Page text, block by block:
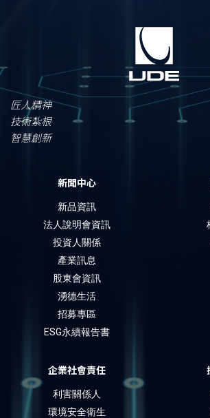
匠人精神
技術紮根
智慧創新
新聞中心
新品資訊
法人說明會資訊
投資人關係
產業訊息
股東會資訊
湧德生活
招募專區
ESG永續報告書
企業社會責任
利害關係人
環境安全衛生